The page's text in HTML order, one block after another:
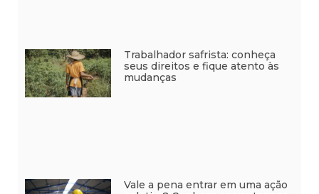
Trabalhador safrista: conheça
seus direitos e fique atento às
mudanças
Vale a pena entrar em uma ação